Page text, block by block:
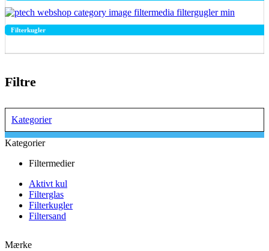
Filterkugler
Filtre
Kategorier
Kategorier
Filtermedier
Aktivt kul
Filterglas
Filterkugler
Filtersand
Mærke